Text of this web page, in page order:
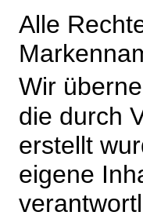
Alle
Wir
die durch
erstellt
eigene